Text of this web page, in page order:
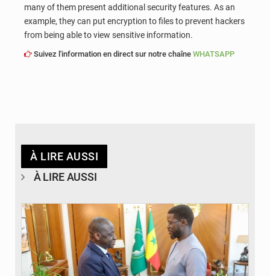
many of them present additional security features. As an
example, they can put encryption to files to prevent hackers
from being able to view sensitive information.
Suivez l'information en direct sur notre chaîne WHATSAPP
À LIRE AUSSI
À LIRE AUSSI